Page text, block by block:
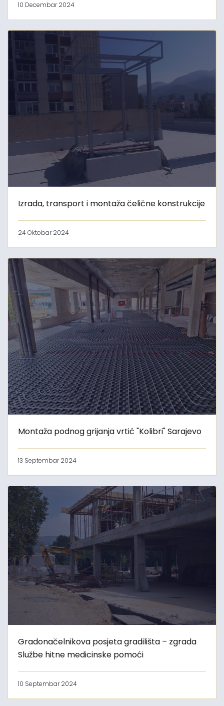
10 Decembar 2024
Izrada, transport i montaža čelične konstrukcije
24 Oktobar 2024
Montaža podnog grijanja vrtić "Kolibri" Sarajevo
13 Septembar 2024
Gradonačelnikova posjeta gradilišta – zgrada
Službe hitne medicinske pomoći
10 Septembar 2024